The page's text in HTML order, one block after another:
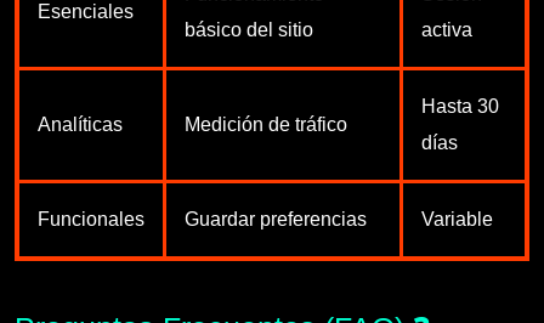
Esenciales
básico del sitio
activa
Analíticas Medición de tráfico
Hasta 30
días
Funcionales Guardar preferencias Variable